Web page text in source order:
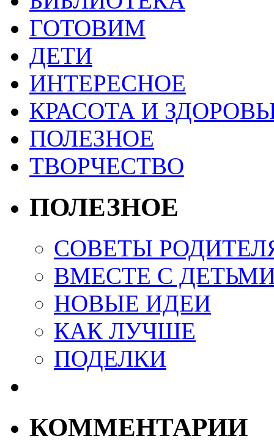
ГОТОВИМ
ДЕТИ
ИНТЕРЕСНОЕ
КРАСОТА И
ПОЛЕЗНОЕ
ТВОРЧЕСТВО
ПОЛЕЗНОЕ
СОВЕТЫ
ВМЕСТЕ С
НОВЫЕ ИДЕИ
КАК ЛУЧШЕ
ПОДЕЛКИ
КОММЕНТАРИИ